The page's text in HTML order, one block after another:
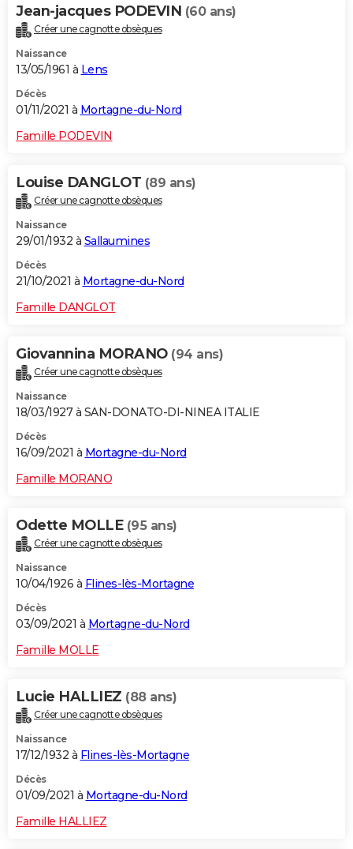
Jean-jacques PODEVIN (60 ans)
Créer une cagnotte obsèques
Naissance
13/05/1961 à Lens
Décès
01/11/2021 à Mortagne-du-Nord
Famille PODEVIN
Louise DANGLOT (89 ans)
Créer une cagnotte obsèques
Naissance
29/01/1932 à Sallaumines
Décès
21/10/2021 à Mortagne-du-Nord
Famille DANGLOT
Giovannina MORANO (94 ans)
Créer une cagnotte obsèques
Naissance
18/03/1927 à SAN-DONATO-DI-NINEA ITALIE
Décès
16/09/2021 à Mortagne-du-Nord
Famille MORANO
Odette MOLLE (95 ans)
Créer une cagnotte obsèques
Naissance
10/04/1926 à Flines-lès-Mortagne
Décès
03/09/2021 à Mortagne-du-Nord
Famille MOLLE
Lucie HALLIEZ (88 ans)
Créer une cagnotte obsèques
Naissance
17/12/1932 à Flines-lès-Mortagne
Décès
01/09/2021 à Mortagne-du-Nord
Famille HALLIEZ